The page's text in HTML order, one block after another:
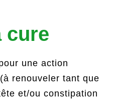
cure
une action
renouveler tant que
et/ou constipation